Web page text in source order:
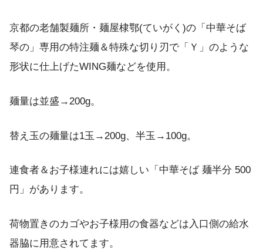
京都の老舗製麺所・麺屋棣鄂(ていがく)の「中華そば
琴の」専用の特注麺＆特殊な切り刃で「Ｙ」のような
形状に仕上げたWING麺などを使用。
麺量は並盛→200g。
替え玉の麺量は1玉→200g、半玉→100g。
連食者＆お子様連れには嬉しい「中華そば 麺半分 500
円」があります。
荷物置きのカゴやお子様用の食器などは入口側の給水
器脇に用意されてます。